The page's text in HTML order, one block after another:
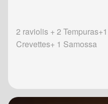
2 raviolis + 2
Crevettes+ 1 Samossa